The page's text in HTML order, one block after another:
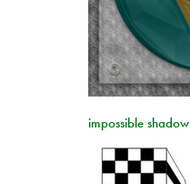
impossible shadow